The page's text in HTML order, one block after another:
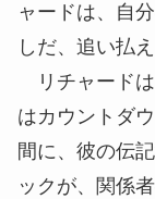
ャードは、自
しだ、追い払
リチャードは
はカウントダ
間に、彼の伝
ックが、関係